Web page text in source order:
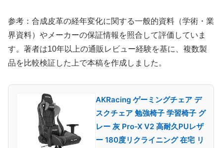
参考：合成皮革の経年変化に関する一般的資料（学術・業
界資料）やメーカーの保証情報を照合して評価していま
す。著者は10年以上の通販レビュー経験を基に、複数製
品を比較検証した上で本稿を作成しました。
AKRacing ゲーミングチェア デ
スクチェア 勉強椅子 学習椅子 グ
レー 灰 Pro-X V2 高耐久PUレザ
ー 180度リクライニング 在宅 リ